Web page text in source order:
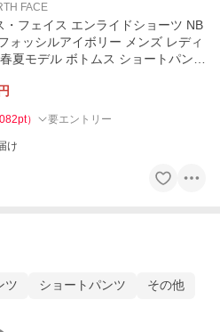
FACE
・フェイス エンライドショーツ NB
ォッシルアイボリー メンズ レディ
夏モデル ボトムス ショートパンツ
円
pt） 要エントリー
け
ツ ショートパンツ その他